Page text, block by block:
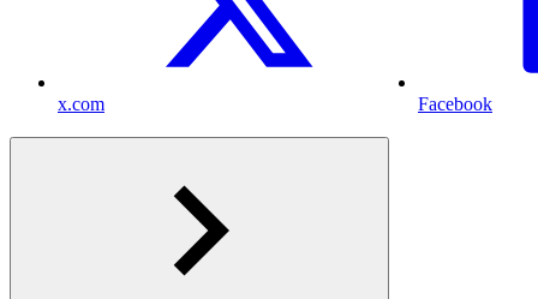
x.com Facebook